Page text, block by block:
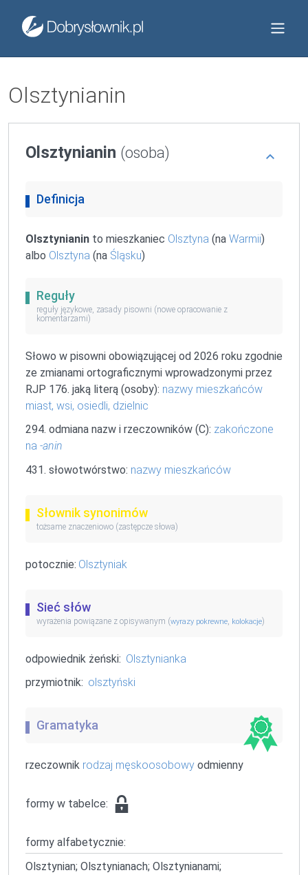
Olsztynianin
Olsztynianin (osoba)
Definicja
Olsztynianin to mieszkaniec Olsztyna (na Warmii)
albo Olsztyna (na Śląsku)
Reguły
reguły językowe, zasady pisowni (nowe opracowanie z
komentarzami)
Słowo w pisowni obowiązującej od 2026 roku zgodnie
ze zmianami ortograficznymi wprowadzonymi przez
RJP 176. jaką literą (osoby): nazwy mieszkańców
miast, wsi, osiedli, dzielnic
294. odmiana nazw i rzeczowników (C): zakończone
na -anin
431. słowotwórstwo: nazwy mieszkańców
Słownik synonimów
tożsame znaczeniowo (zastępcze słowa)
potocznie: Olsztyniak
Sieć słów
wyrażenia powiązane z opisywanym (wyrazy pokrewne kolokacje)
odpowiednik żeński: Olsztynianka
przymiotnik: olsztyński
Gramatyka
rzeczownik rodzaj męskoosobowy odmienny
formy w tabelce:
formy alfabetycznie:
Olsztynian; Olsztynianach; Olsztynianami;